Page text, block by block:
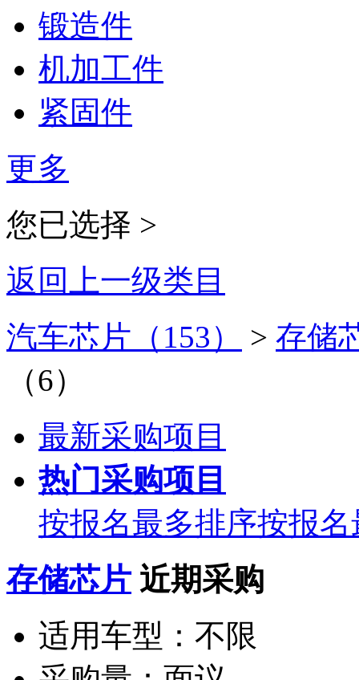
锻造件
机加工件
紧固件
更多
您已选择 >
返回上一级类目
汽车芯片（153）
> 存储
（6）
最新采购项目
热门采购项目
按报名最多排序按报
存储芯片 近期采购
适用车型： 不限